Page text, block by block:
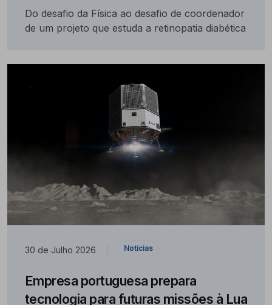
Do desafio da Física ao desafio de coordenador
de um projeto que estuda a retinopatia diabética
30 de Julho 2026 Notícias
Empresa portuguesa prepara
tecnologia para futuras missões à Lua